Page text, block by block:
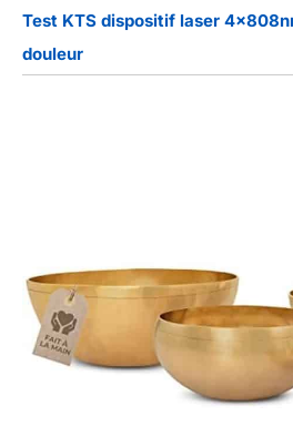
Test KTS dispositif laser
douleur